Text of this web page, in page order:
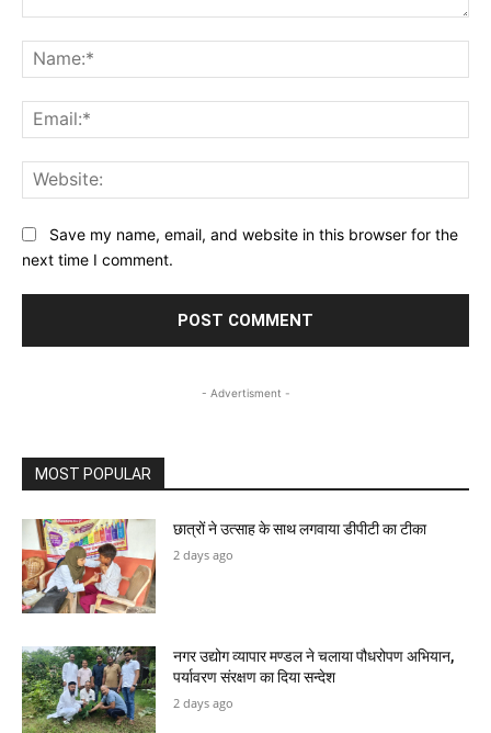
Save my name, email, and website in this browser for the
next time I comment.
- Advertisment -
MOST POPULAR
छात्रों ने उत्साह के साथ लगवाया डीपीटी का टीका
2 days ago
नगर उद्योग व्यापार मण्डल ने चलाया पौधरोपण अभियान,
पर्यावरण संरक्षण का दिया सन्देश
2 days ago